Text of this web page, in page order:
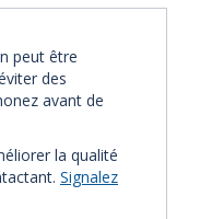
peut être
des
avant de
la qualité
Signalez